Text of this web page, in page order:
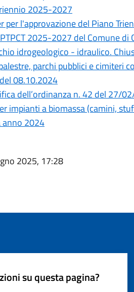
2025-2027
per l'approvazione del Piano
2025-2027 del Comune di
idrogeologico - idraulico.
parchi pubblici e cimiteri
08.10.2024
dell’ordinanza n. 42 del 27/
impianti a biomassa (camini,
anno 2024
2025, 17:28
su questa pagina?